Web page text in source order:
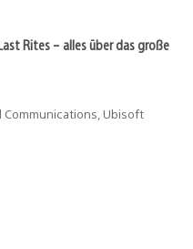
Rites – alles über das große
Communications, Ubisoft